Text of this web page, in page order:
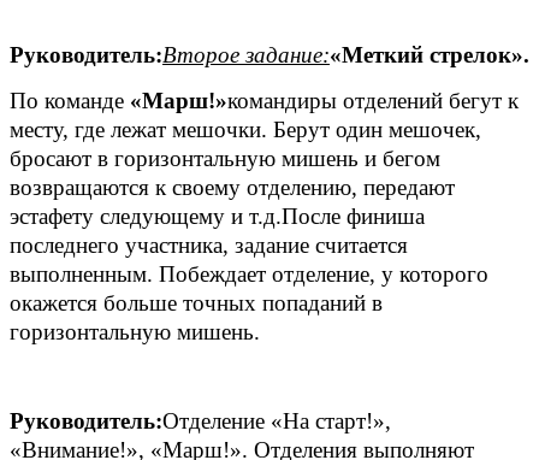
Руководитель:Второе задание:«Меткий стрелок».
По команде «Марш!»командиры отделений бегут к
месту, где лежат мешочки. Берут один мешочек,
бросают в горизонтальную мишень и бегом
возвращаются к своему отделению, передают
эстафету следующему и т.д.После финиша
последнего участника, задание считается
выполненным. Побеждает отделение, у которого
окажется больше точных попаданий в
горизонтальную мишень.
Руководитель:Отделение «На старт!»,
«Внимание!», «Марш!». Отделения выполняют